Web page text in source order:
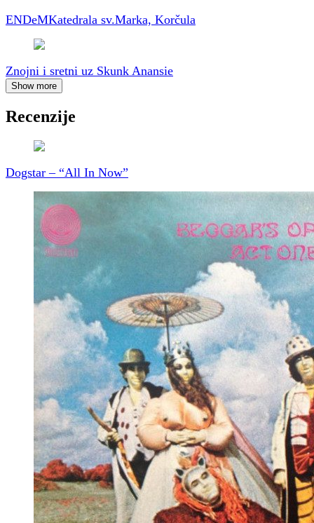
ENDeMKatedrala sv.Marka, Korčula
Znojni i sretni uz Skunk Anansie
Show more
Recenzije
Dogstar – “All In Now”